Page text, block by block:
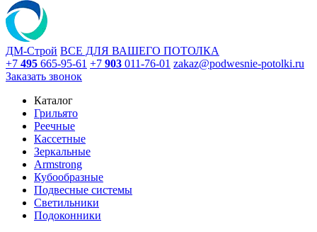
ДМ-Строй ВСЕ ДЛЯ ВАШЕГО ПОТОЛКА
+7 495 665-95-61 +7 903 011-76-01 zakaz@podwesnie-potolki.ru
Заказать звонок
Каталог
Грильято
Реечные
Кассетные
Зеркальные
Armstrong
Кубообразные
Подвесные системы
Светильники
Подоконники